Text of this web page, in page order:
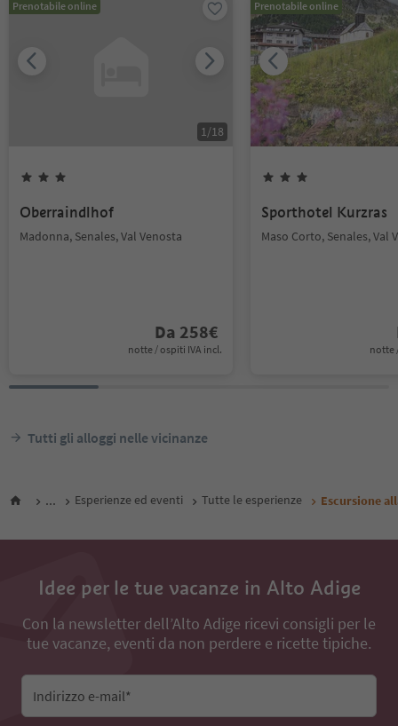
Prenotabile online
1/18
Oberraindlhof
Madonna, Senales, Val Venosta
Da 258€
notte / ospiti IVA incl.
Prenotabile online
Sporthotel Kurzras
Maso Corto, Senales, Val
notte
Tutti gli alloggi nelle vicinanze
... Esperienze ed eventi Tutte le esperienze Escursione
Idee per le tue vacanze in Alto Adige
Con la newsletter dell’Alto Adige ricevi consigli per le
tue vacanze, eventi da non perdere e ricette tipiche.
Indirizzo e-mail*